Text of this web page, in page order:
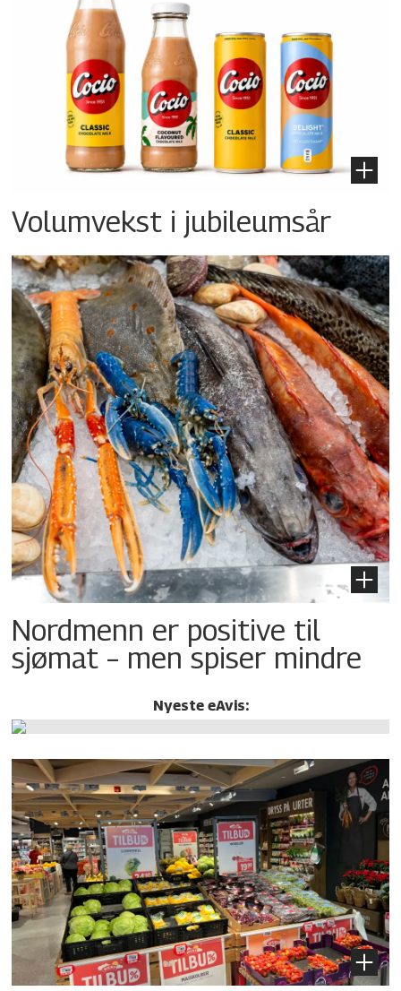
Volumvekst i jubileumsår
Nordmenn er positive til
sjømat – men spiser mindre
Nyeste eAvis: